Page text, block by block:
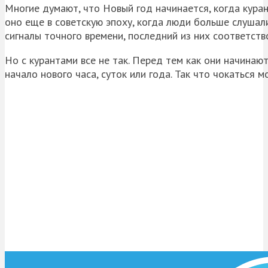
Многие думают, что Новый год начинается, когда
оно еще в советскую эпоху, когда люди больше
сигналы точного времени, последний из них
Но с курантами все не так. Перед тем как они
начало нового часа, суток или года. Так что чокаться